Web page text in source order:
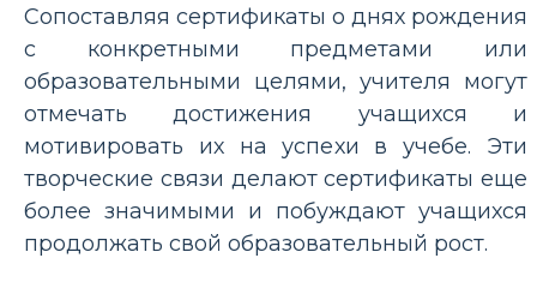
Сопоставляя сертификаты о днях рождения
с конкретными предметами или
образовательными целями, учителя могут
отмечать достижения учащихся и
мотивировать их на успехи в учебе. Эти
творческие связи делают сертификаты еще
более значимыми и побуждают учащихся
продолжать свой образовательный рост.